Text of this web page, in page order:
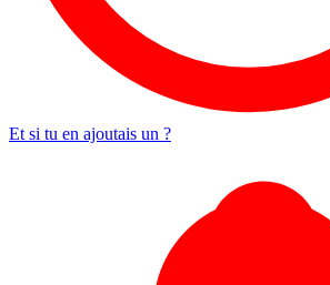
Et si tu en ajoutais un ?